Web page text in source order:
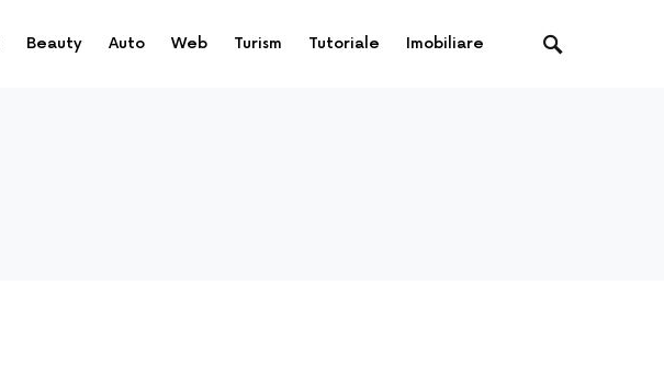
Beauty Auto Web Turism Tutoriale Imobiliare